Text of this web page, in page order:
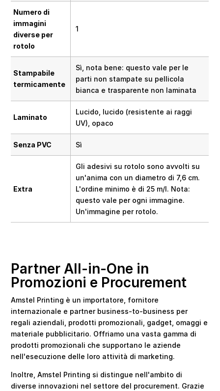
Numero di
immagini
diverse per
rotolo
1
Stampabile
termicamente
Sì, nota bene: questo vale per le
parti non stampate su pellicola
bianca e trasparente non laminata
Laminato
Lucido, lucido (resistente ai raggi
UV), opaco
Senza PVC Sì
Extra
Gli adesivi su rotolo sono avvolti su
un'anima con un diametro di 7,6 cm.
L'ordine minimo è di 25 m/l. Nota:
questo vale per ogni immagine.
Un'immagine per rotolo.
Partner All-in-One in
Promozioni e Procurement
Amstel Printing è un importatore, fornitore
internazionale e partner business-to-business per
regali aziendali, prodotti promozionali, gadget, omaggi e
materiale pubblicitario. Offriamo una vasta gamma di
prodotti promozionali che supportano le aziende
nell'esecuzione delle loro attività di marketing.
Inoltre, Amstel Printing si distingue nell'ambito di
diverse innovazioni nel settore del procurement. Grazie